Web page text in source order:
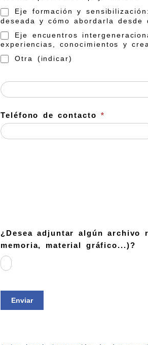
Eje formación y
deseada y cómo abordarla desde
Eje encuentros
experiencias, conocimientos y
Otra (indicar)
Teléfono de contacto *
¿Desea adjuntar algún
memoria, material gráfico...)?
Enviar